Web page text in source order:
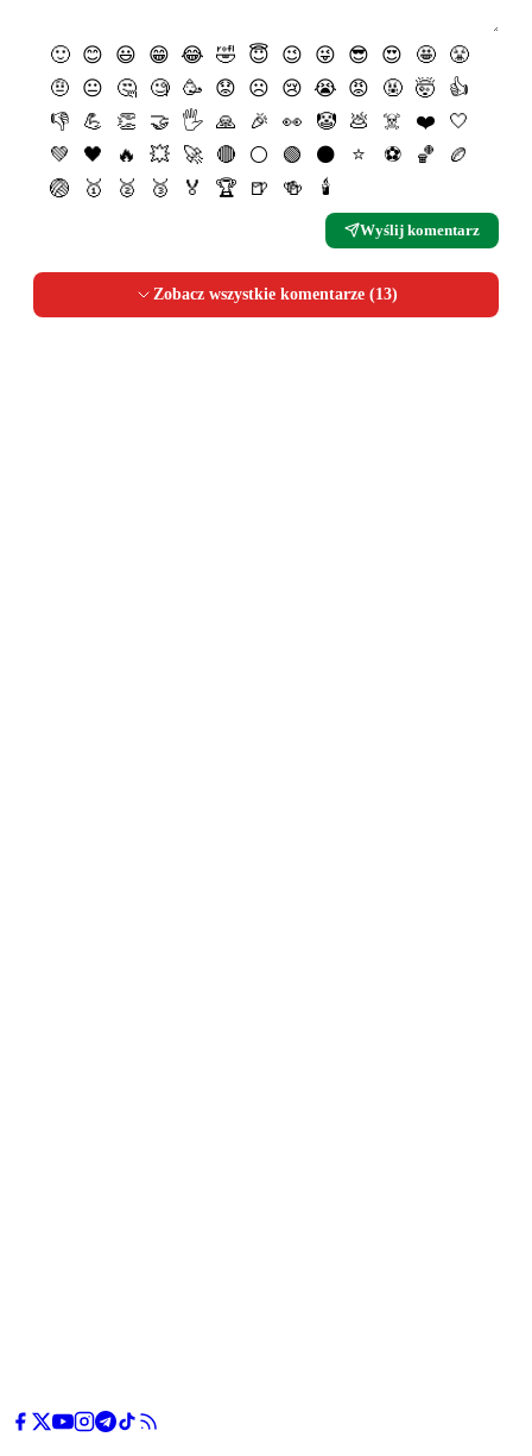
🙂 😊 😃 😁 😂 🤣 😇 😉 😜 😎 😍 🤩
😤
🤨
😐 🤔 🧐 🥳 😟 ☹️ 😢 😭 😡 🤬 🤯
👍
👎
💪 👏 🤝 🖐 🙏 🎉 👀 🤡 💩 ☠️ ❤️
🤍
💚
🖤 🔥 💥 🚀 🔴 ⚪️ 🟢 ⚫️ ⭐️ ⚽️ 🏀
🏉
🏐
🥇 🥈 🥉 🏅 🏆 🍺 🍻 🕯
Wyślij komentarz
Zobacz wszystkie komentarze (13)